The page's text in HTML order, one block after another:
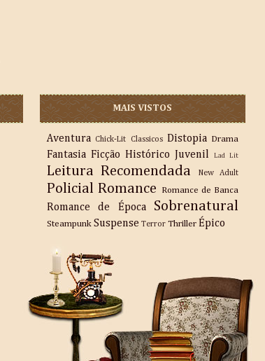
MAIS VISTOS
Aventura Chick-Lit Classicos Distopia Drama
Fantasia Ficção Histórico Juvenil Lad Lit
Leitura Recomendada New Adult
Policial Romance Romance de Banca
Romance de Época Sobrenatural
Steampunk Suspense Terror Thriller Épico